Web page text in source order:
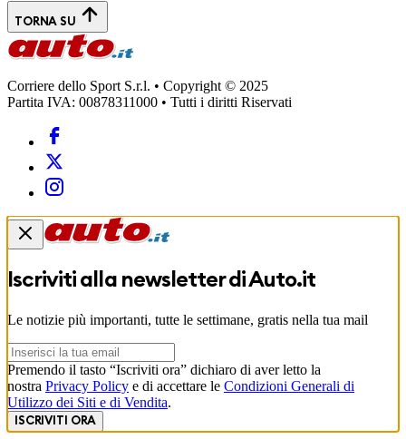
TORNA SU
Corriere dello Sport S.r.l. • Copyright © 2025
Partita IVA: 00878311000 • Tutti i diritti Riservati
Iscriviti alla newsletter diAuto.it
Le notizie più importanti, tutte le settimane, gratis nella tua mail
Premendo il tasto “Iscriviti ora” dichiaro di aver letto la
nostra Privacy Policy e di accettare le Condizioni Generali di
Utilizzo dei Siti e di Vendita.
ISCRIVITI ORA